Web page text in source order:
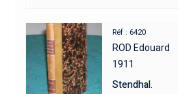
Réf : 6420
ROD Edouard
1911
Stendhal.